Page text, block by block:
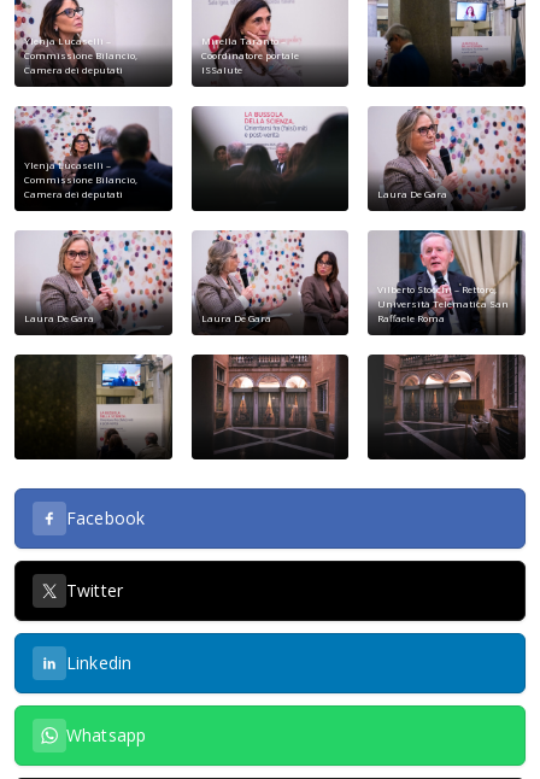
Ylenja Lucaselli –
Commissione Bilancio,
Camera dei deputati
Mirella Taranto –
Coordinatore portale
ISSalute
Ylenja Lucaselli –
Commissione Bilancio,
Camera dei deputati
Laura De Gara
Laura De Gara Laura De Gara
Vilberto Stocchi – Rettore,
Università Telematica San
Raffaele Roma
Facebook
Twitter
Linkedin
Whatsapp